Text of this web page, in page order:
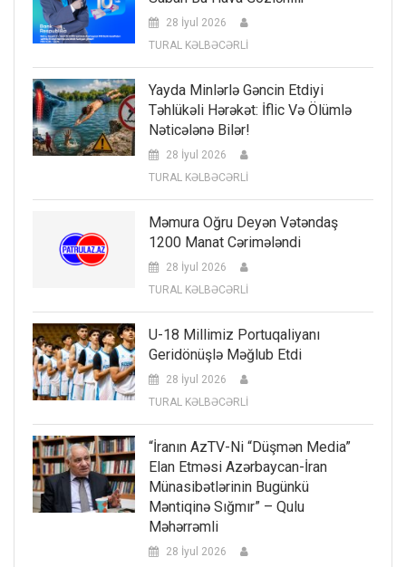
28 İyul 2026
TURAL KƏLBƏCƏRLİ
Yayda Minlərlə Gəncin Etdiyi
Təhlükəli Hərəkət: İflic Və Ölümlə
Nəticələnə Bilər!
28 İyul 2026
TURAL KƏLBƏCƏRLİ
Məmura Oğru Deyən Vətəndaş
1200 Manat Cərimələndi
28 İyul 2026
TURAL KƏLBƏCƏRLİ
U-18 Millimiz Portuqaliyanı
Geridönüşlə Məğlub Etdi
28 İyul 2026
TURAL KƏLBƏCƏRLİ
“İranın AzTV-Ni “düşmən Media”
Elan Etməsi Azərbaycan-İran
Münasibətlərinin Bugünkü
Məntiqinə Sığmır” – Qulu
Məhərrəmli
28 İyul 2026